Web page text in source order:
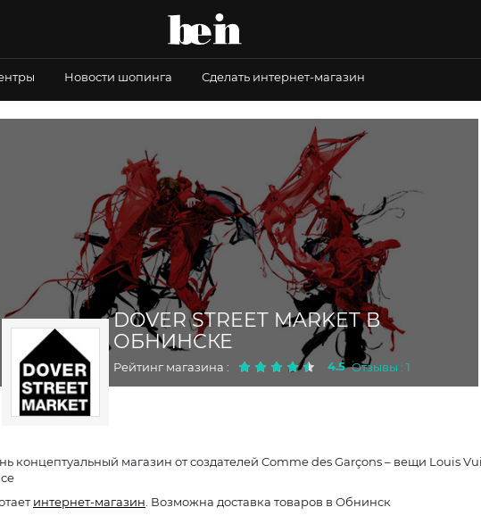
Новости шопинга Сделать интернет-магазин
DOVER STREET MARKET В
ОБНИНСКЕ
Рейтинг магазина : 4.5 Отзывы : 1
концептуальный магазин от создателей Comme des Garçons – вещи Louis
интернет-магазин . Возможна доставка товаров в Обнинск